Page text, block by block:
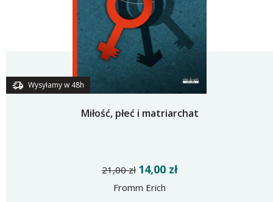
Wysyłamy w 48h
Miłość, płeć i matriarchat
21,00 zł 14,00 zł
Fromm Erich